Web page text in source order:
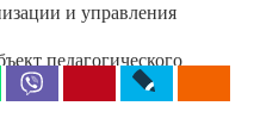
и управления
педагогического
и развития